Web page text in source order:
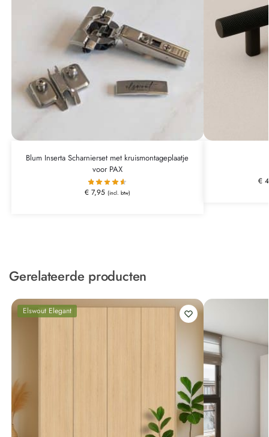
Blum Inserta Scharnierset met kruismontageplaatje
voor PAX
€7,95 (incl. btw)
€
Gerelateerde producten
Elswout Elegant